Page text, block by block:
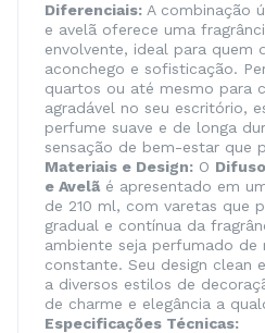
Diferenciais: A combinação
e avelã oferece uma
envolvente, ideal para quem
aconchego e sofisticação.
quartos ou até mesmo para
agradável no seu escritório,
perfume suave e de longa
sensação de bem-estar que
Materiais e Design: O
e Avelã é apresentado em
de 210 ml, com varetas que
gradual e contínua da
ambiente seja perfumado de
constante. Seu design clean
a diversos estilos de
de charme e elegância a
Especificações Técnicas: